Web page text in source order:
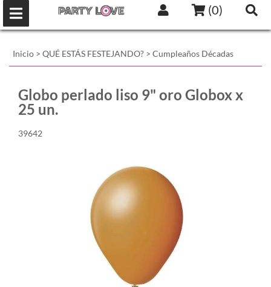
(0)
Inicio > QUÉ ESTÁS FESTEJANDO? > Cumpleaños Décadas
Globo perlado liso 9" oro Globox x
25 un.
39642